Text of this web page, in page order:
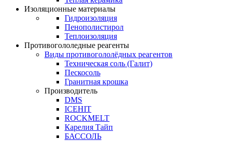
Изоляционные материалы
Гидроизоляция
Пенополистирол
Теплоизоляция
Противогололедные реагенты
Виды противогололёдных реагентов
Техническая соль (Галит)
Пескосоль
Гранитная крошка
Производитель
DMS
ICEHIT
ROCKMELT
Карелия Тайп
БАССОЛЬ